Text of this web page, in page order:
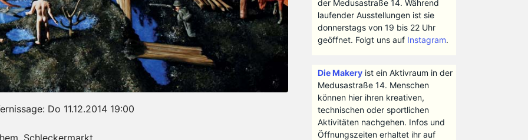
Do 11.12.2014 19:00
der Medusastraße 14. Während
laufender Ausstellungen ist sie
donnerstags von 19 bis 22 Uhr
geöffnet. Folgt uns auf Instagram.
Die Makeryist ein Aktivraum in der
Medusastraße 14. Menschen
können hier ihren kreativen,
technischen oder sportlichen
Aktivitäten nachgehen. Infos und
Öffnungszeiten erhaltet ihr auf